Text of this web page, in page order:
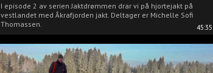
45:35
I episode 2 av serien Jaktdrømmen drar vi på hjortejakt på
vestlandet med Åkrafjorden jakt. Deltager er Michelle Sofi
Thomassen.